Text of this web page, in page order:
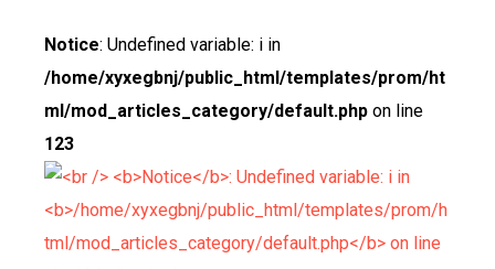
Notice: Undefined variable: i in
/home/xyxegbnj/public_html/templates/prom/ht
ml/mod_articles_category/default.php on line
123